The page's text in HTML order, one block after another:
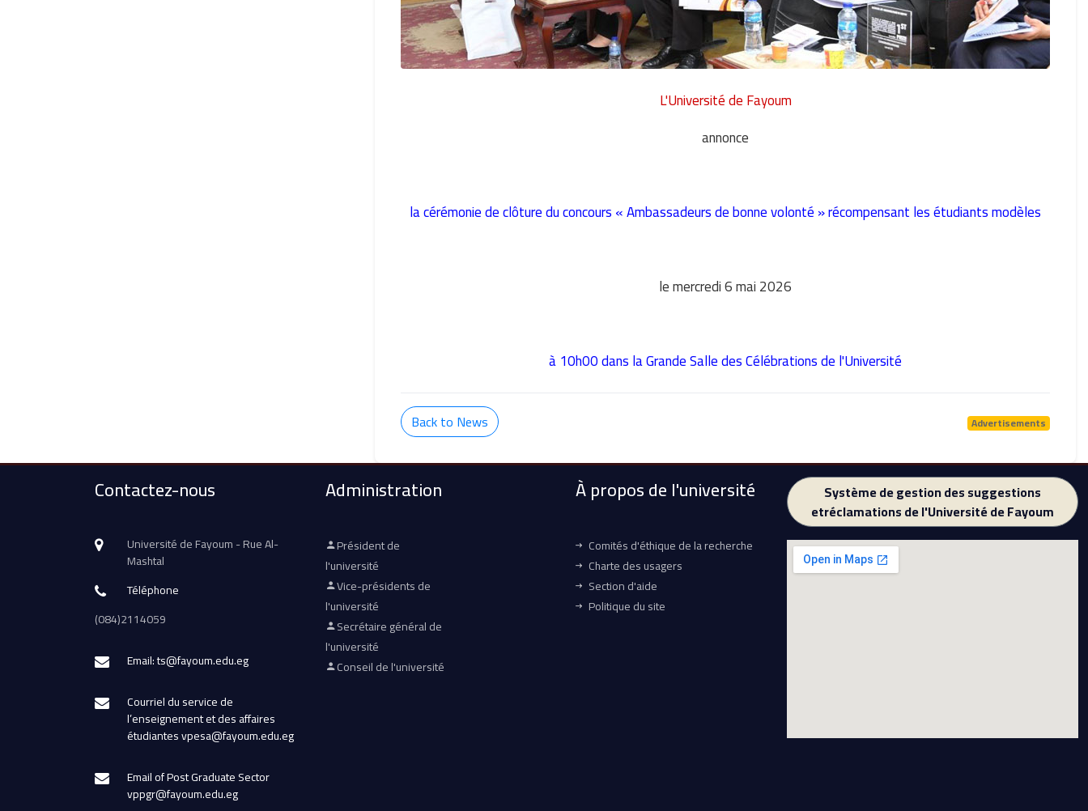
L'Université de Fayoum
annonce
la cérémonie de clôture du concours « Ambassadeurs de bonne volonté » récompensant les étudiants modèles
le mercredi 6 mai 2026
à 10h00 dans la Grande Salle des Célébrations de l'Université
Advertisements
Back to News
Contactez-nous
Université de Fayoum - Rue Al-
Mashtal
Téléphone
(084)2114059
Email: ts@fayoum.edu.eg
Courriel du service de
l’enseignement et des affaires
étudiantes vpesa@fayoum.edu.eg
Email of Post Graduate Sector
vppgr@fayoum.edu.eg
Administration
Président de
l'université
Vice-présidents de
l'université
Secrétaire général de
l'université
Conseil de l'université
À propos de l'université
Comités d'éthique de la recherche
Charte des usagers
Section d'aide
Politique du site
Système de gestion des suggestions
etréclamations de l'Université de Fayoum